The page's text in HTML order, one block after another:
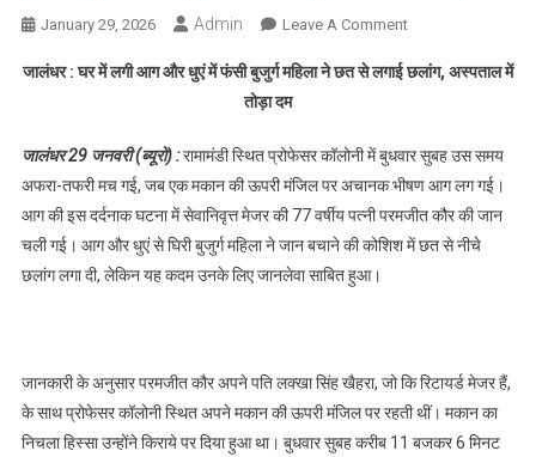
January 29, 2026 Admin Leave A CommentOn जालंधर : घर में
फंसी बुजुर्ग महिला ने छत
जालंधर : घर में लगी आग और धुएं में फंसी बुजुर्ग महिला ने छत से लगाई छलांग, अस्पताल में
तोड़ा दम
जालंधर 29 जनवरी (ब्यूरो) :रामामंडी स्थित प्रोफेसर कॉलोनी में बुधवार सुबह उस समय
अफरा-तफरी मच गई, जब एक मकान की ऊपरी मंजिल पर अचानक भीषण आग लग गई।
आग की इस दर्दनाक घटना में सेवानिवृत्त मेजर की 77 वर्षीय पत्नी परमजीत कौर की जान
चली गई। आग और धुएं से घिरी बुजुर्ग महिला ने जान बचाने की कोशिश में छत से नीचे
छलांग लगा दी, लेकिन यह कदम उनके लिए जानलेवा साबित हुआ।
जानकारी के अनुसार परमजीत कौर अपने पति लक्खा सिंह खैहरा, जो कि रिटायर्ड मेजर हैं,
के साथ प्रोफेसर कॉलोनी स्थित अपने मकान की ऊपरी मंजिल पर रहती थीं। मकान का
निचला हिस्सा उन्होंने किराये पर दिया हुआ था। बुधवार सुबह करीब 11 बजकर 6 मिनट